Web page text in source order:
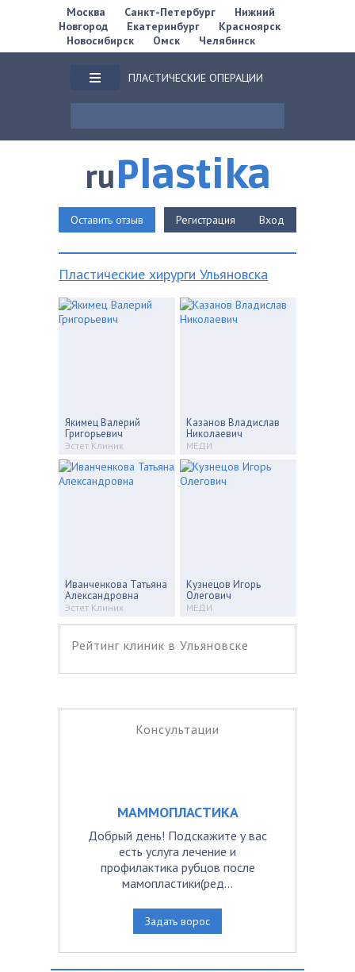
Москва Санкт-Петербург
Нижний
Новгород
Екатеринбург
Красноярск
Новосибирск
Омск Челябинск
ПЛАСТИЧЕСКИЕ ОПЕРАЦИИ
ruPlastika
Оставить отзыв Регистрация Вход
Пластические хирурги Ульяновска
Якимец Валерий
Григорьевич
Эстет Клиник
Казанов Владислав
Николаевич
МЕДИ
Иванченкова Татьяна
Александровна
Эстет Клиник
Кузнецов Игорь
Олегович
МЕДИ
Рейтинг клиник в Ульяновске
Консультации
МАММОПЛАСТИКА
Добрый день! Подскажите у вас
есть услуга лечение и
профилактика рубцов после
мамопластики(ред...
Задать ворос